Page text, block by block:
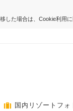
した場合は、Cookie利用
国内リゾートフォ